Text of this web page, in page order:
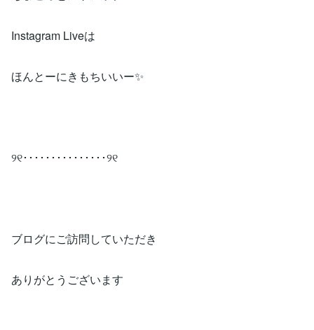
Instagram Liveは
ほんとーにきもちいいー✨
୨୧･･･････････････୨୧
ブログにご訪問していただき
ありがとうございます